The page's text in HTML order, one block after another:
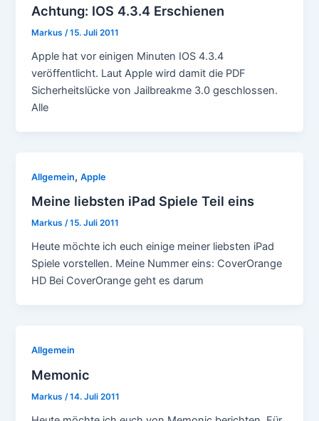
Achtung: IOS 4.3.4 Erschienen
Markus/15. Juli 2011
Apple hat vor einigen Minuten IOS 4.3.4
veröffentlicht. Laut Apple wird damit die PDF
Sicherheitslücke von Jailbreakme 3.0 geschlossen.
Alle
Allgemein,Apple
Meine liebsten iPad Spiele Teil eins
Markus/15. Juli 2011
Heute möchte ich euch einige meiner liebsten iPad
Spiele vorstellen. Meine Nummer eins: CoverOrange
HD Bei CoverOrange geht es darum
Allgemein
Memonic
Markus /14. Juli 2011